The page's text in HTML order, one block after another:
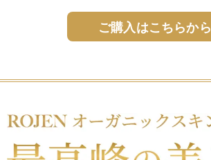
ご購入はこちらから